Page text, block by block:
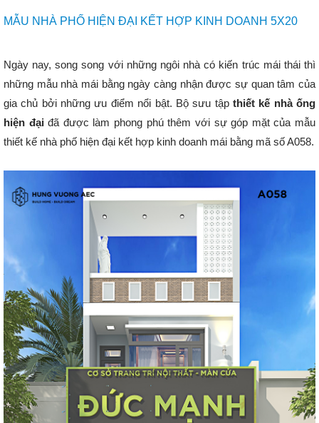
MẪU NHÀ PHỐ HIỆN ĐẠI KẾT HỢP KINH DOANH 5X20
Ngày nay, song song với những ngôi nhà có kiến trúc mái thái thì
những mẫu nhà mái bằng ngày càng nhận được sự quan tâm của
gia chủ bởi những ưu điểm nổi bật. Bộ sưu tập thiết kế nhà ống
hiện đạiđã được làm phong phú thêm với sự góp mặt của mẫu
thiết kế nhà phố hiện đại kết hợp kinh doanh mái bằng mã số A058.